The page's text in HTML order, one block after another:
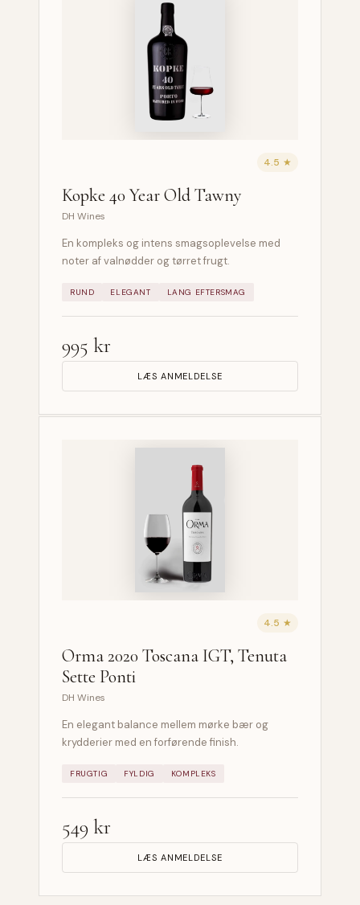
4.5 ★
Kopke 40 Year Old Tawny
DH Wines
En kompleks og intens smagsoplevelse med
noter af valnødder og tørret frugt.
RUND ELEGANT LANG EFTERSMAG
995 kr
LÆS ANMELDELSE
4.5 ★
Orma 2020 Toscana IGT, Tenuta
Sette Ponti
DH Wines
En elegant balance mellem mørke bær og
krydderier med en forførende finish.
FRUGTIG FYLDIG KOMPLEKS
549 kr
LÆS ANMELDELSE